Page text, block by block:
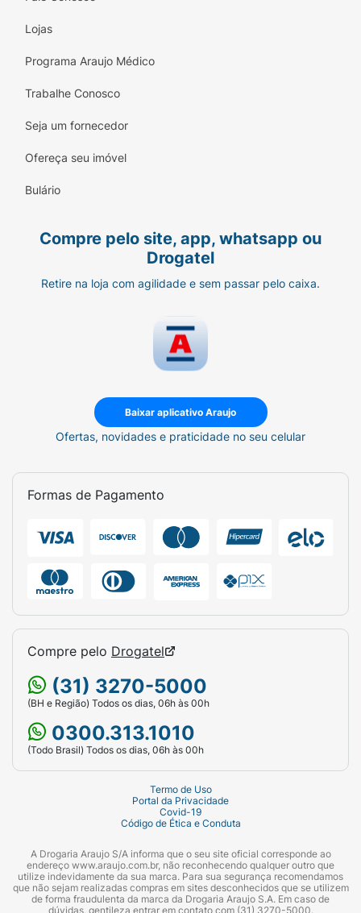
Lojas
Programa Araujo Médico
Trabalhe Conosco
Seja um fornecedor
Ofereça seu imóvel
Bulário
Compre pelo site, app, whatsapp ou
Drogatel
Retire na loja com agilidade e sem passar pelo caixa.
Baixar aplicativo Araujo
Ofertas, novidades e praticidade no seu celular
Formas de Pagamento
Compre pelo Drogatel
(31) 3270-5000
(BH e Região) Todos os dias, 06h às 00h
0300.313.1010
(Todo Brasil) Todos os dias, 06h às 00h
Termo de Uso
Portal da Privacidade
Covid-19
Código de Ética e Conduta
A Drogaria Araujo S/A informa que o seu site oficial corresponde ao
endereço www.araujo.com.br, não reconhecendo qualquer outro que
utilize indevidamente da sua marca. Para sua segurança recomendamos
que não sejam realizadas compras em sites desconhecidos que se utilizem
de forma fraudulenta da marca da Drogaria Araujo S.A. Em caso de
dúvidas, gentileza entrar em contato com (31) 3270-5000.